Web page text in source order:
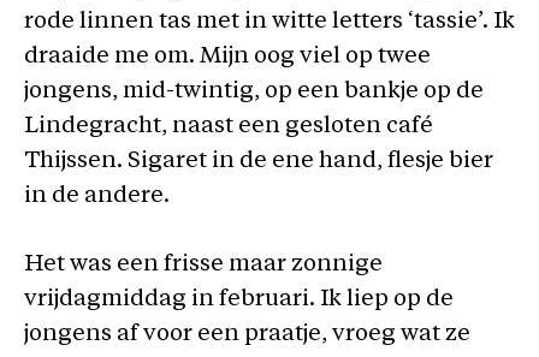
rode linnen tas met in witte letters ‘tassie’. Ik
draaide me om. Mijn oog viel op twee
jongens, mid-twintig, op een bankje op de
Lindegracht, naast een gesloten café
Thijssen. Sigaret in de ene hand, flesje bier
in de andere.
Het was een frisse maar zonnige
vrijdagmiddag in februari. Ik liep op de
jongens af voor een praatje, vroeg wat ze